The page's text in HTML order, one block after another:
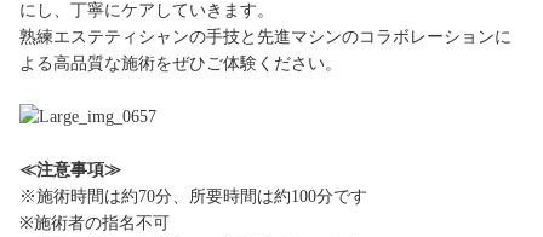
にし、丁寧にケアしていきます。
熟練エステティシャンの手技と先進マシンのコラボレーションに
よる高品質な施術をぜひご体験ください。
≪注意事項≫
※施術時間は約70分、所要時間は約100分です
※施術者の指名不可